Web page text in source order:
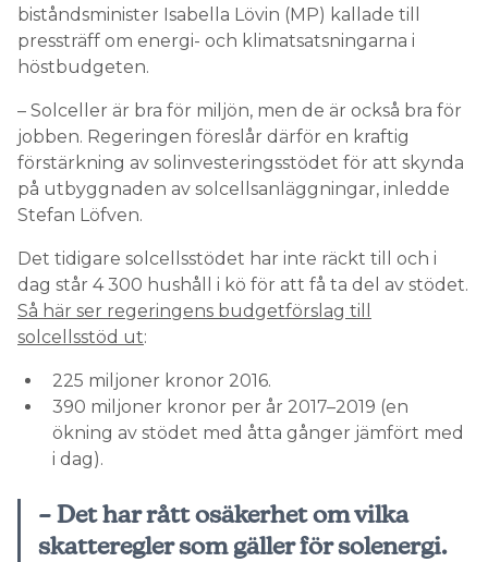
biståndsminister Isabella Lövin (MP) kallade till
pressträff om energi- och klimatsatsningarna i
höstbudgeten.
– Solceller är bra för miljön, men de är också bra för
jobben. Regeringen föreslår därför en kraftig
förstärkning av solinvesteringsstödet för att skynda
på utbyggnaden av solcellsanläggningar, inledde
Stefan Löfven.
Det tidigare solcellsstödet har inte räckt till och i
dag står 4 300 hushåll i kö för att få ta del av stödet.
Så här ser regeringens budgetförslag till
solcellsstöd ut:
225 miljoner kronor 2016.
390 miljoner kronor per år 2017–2019 (en
ökning av stödet med åtta gånger jämfört med
i dag).
– Det har rått osäkerhet om vilka
skatteregler som gäller för solenergi.